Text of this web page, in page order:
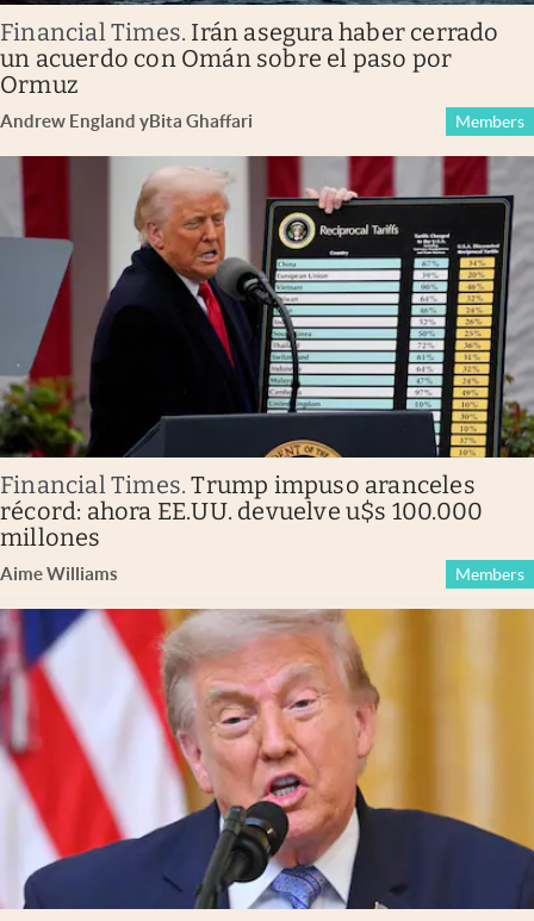
Financial Times. Irán asegura haber cerrado
un acuerdo con Omán sobre el paso por
Ormuz
Andrew England yBita Ghaffari Members
Financial Times.Trump impuso aranceles
récord: ahora EE.UU. devuelve u$s 100.000
millones
Aime Williams Members